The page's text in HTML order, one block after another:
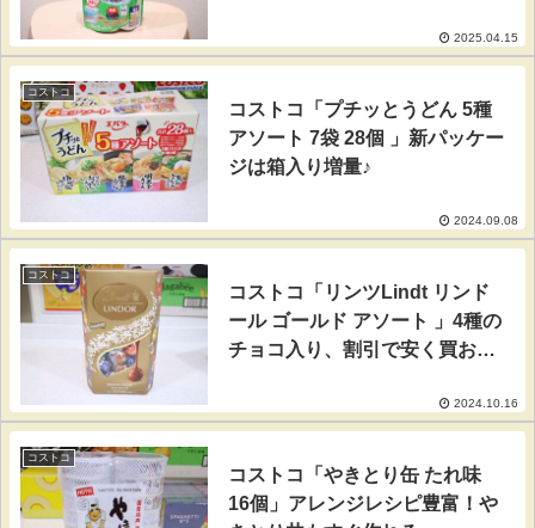
2025.04.15
コストコ
コストコ「プチッとうどん 5種
アソート 7袋 28個 」新パッケー
ジは箱入り増量♪
2024.09.08
コストコ
コストコ「リンツLindt リンド
ール ゴールド アソート 」4種の
チョコ入り、割引で安く買お
2024.10.16
コストコ
コストコ「やきとり缶 たれ味
16個」アレンジレシピ豊富！や